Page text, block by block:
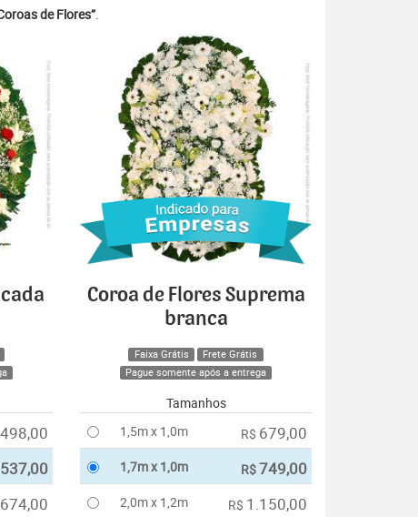
de Flores”.
498,00
537,00
674,00
Coroa de Flores Suprema
branca
Faixa Grátis
Frete Grátis
Pague somente após a entrega
Tamanhos
1,5m x 1,0m
R$ 679,00
1,7m x 1,0m R$749,00
2,0m x 1,2m R$ 1.150,00